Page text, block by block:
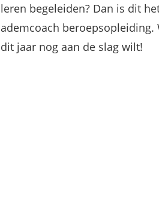
leren begeleiden? Dan is dit
ademcoach beroepsopleiding.
dit jaar nog aan de slag wilt!